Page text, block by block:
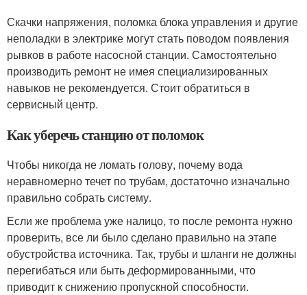
Скачки напряжения, поломка блока управления и другие
неполадки в электрике могут стать поводом появления
рывков в работе насосной станции. Самостоятельно
производить ремонт не имея специализированных
навыков не рекомендуется. Стоит обратиться в
сервисный центр.
Как уберечь станцию от поломок
Чтобы никогда не ломать голову, почему вода
неравномерно течет по трубам, достаточно изначально
правильно собрать систему.
Если же проблема уже налицо, то после ремонта нужно
проверить, все ли было сделано правильно на этапе
обустройства источника. Так, трубы и шланги не должны
перегибаться или быть деформированными, что
приводит к снижению пропускной способности.